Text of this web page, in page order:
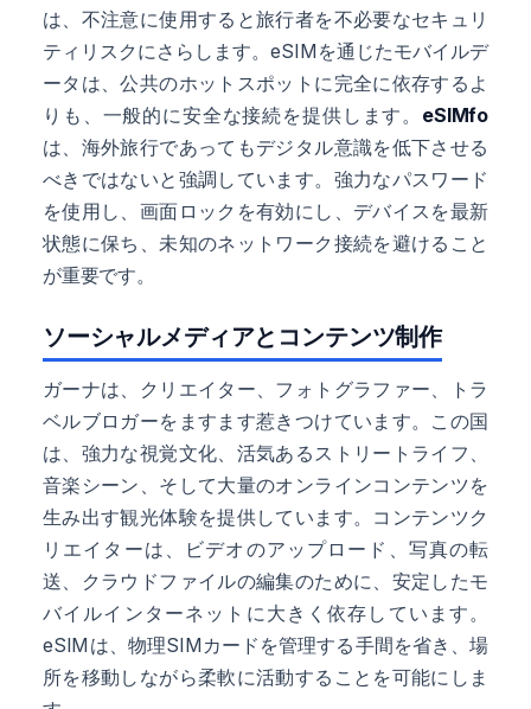
は、不注意に使用すると旅行者を不必要なセキュリ
ティリスクにさらします。eSIMを通じたモバイルデ
ータは、公共のホットスポットに完全に依存するよ
りも、一般的に安全な接続を提供します。 eSIMfo
は、海外旅行であってもデジタル意識を低下させる
べきではないと強調しています。強力なパスワード
を使用し、画面ロックを有効にし、デバイスを最新
状態に保ち、未知のネットワーク接続を避けること
が重要です。
ソーシャルメディアとコンテンツ制作
ガーナは、クリエイター、フォトグラファー、トラ
ベルブロガーをますます惹きつけています。この国
は、強力な視覚文化、活気あるストリートライフ、
音楽シーン、そして大量のオンラインコンテンツを
生み出す観光体験を提供しています。コンテンツク
リエイターは、ビデオのアップロード、写真の転
送、クラウドファイルの編集のために、安定したモ
バイルインターネットに大きく依存しています。
eSIMは、物理SIMカードを管理する手間を省き、場
所を移動しながら柔軟に活動することを可能にしま